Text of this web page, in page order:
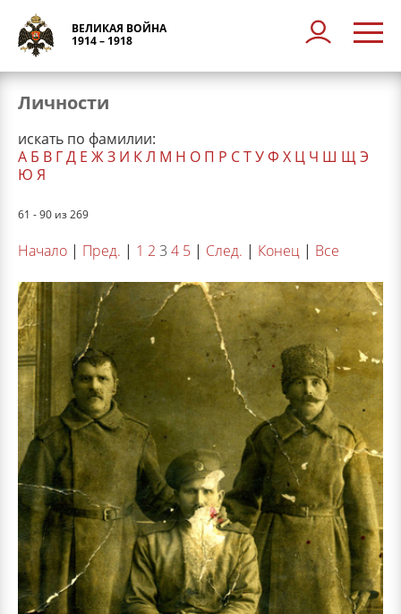
ВЕЛИКАЯ ВОЙНА
1914 – 1918
Личности
искать по фамилии:
А Б В ГД Е ЖЗ И КЛ М Н О П Р СТУФ Х Ц Ч Ш Щ Э
Ю Я
61 - 90 из 269
Начало | Пред. | 1 2 3 4 5 | След. | Конец | Все